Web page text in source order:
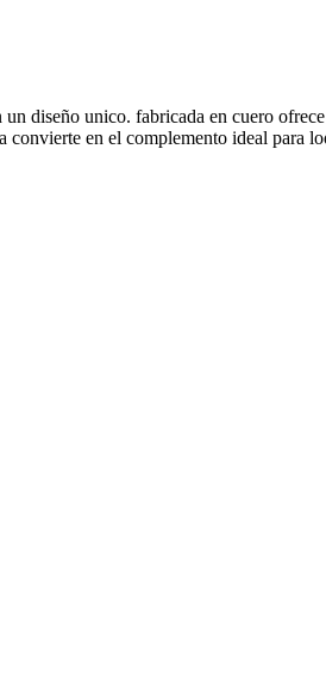
diseño unico. fabricada en cuero
en el complemento ideal para